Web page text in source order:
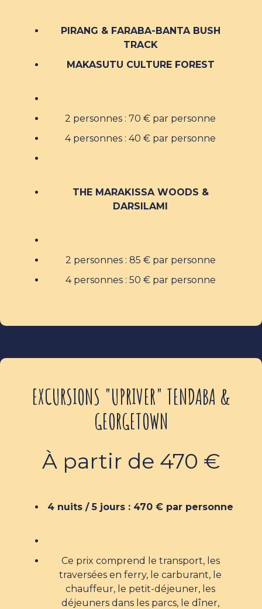
PIRANG & FARABA-BANTA BUSH
TRACK
MAKASUTU CULTURE FOREST
2 personnes : 70 € par personne
4 personnes : 40 € par personne
THE MARAKISSA WOODS &
DARSILAMI
2 personnes : 85 € par personne
4 personnes : 50 € par personne
EXCURSIONS "UPRIVER" TENDABA &
GEORGETOWN
À partir de 470 €
4 nuits / 5 jours : 470 € par personne
Ce prix comprend le transport, les
traversées en ferry, le carburant, le
chauffeur, le petit-déjeuner, les
déjeuners dans les parcs, le dîner,